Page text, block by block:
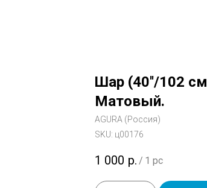
Шар (40''/102
Матовый.
AGURA (Россия)
SKU: ц00176
1 000 р. / 1 pc